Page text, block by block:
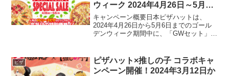
ウィーク 2024年4月26日～5月6
日
キャンペーン概要日本ピザハットは、
2024年4月26日から5月6日までのゴール
デンウィーク期間中に、「GWセット」を
「GWファミリーセット」を最大50％引
きの価格で楽しむ...
ピザ
ピザハット×推しの子 コラボキャ
ンペーン開催！2024年3月12日か